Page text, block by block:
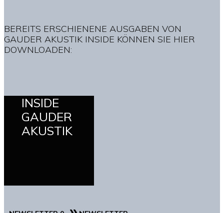
BEREITS ERSCHIENENE AUSGABEN VON
GAUDER AKUSTIK INSIDE KÖNNEN SIE HIER
DOWNLOADEN:
INSIDE
GAUDER
AKUSTIK